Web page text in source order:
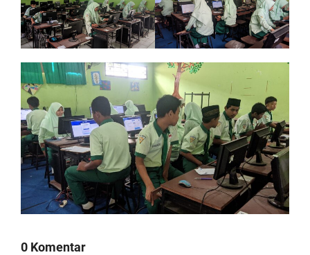
0 Komentar